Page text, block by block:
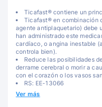
Ticafast® contiene un
Ticafast® en combinación
agente antiplaquetario) debe
han administrado este
cardíaco, o angina inestable
controla bien).
Reduce las posibilidades
derrame cerebral o morir a
con el corazón o los vasos
RS: EE-13066
Ver más